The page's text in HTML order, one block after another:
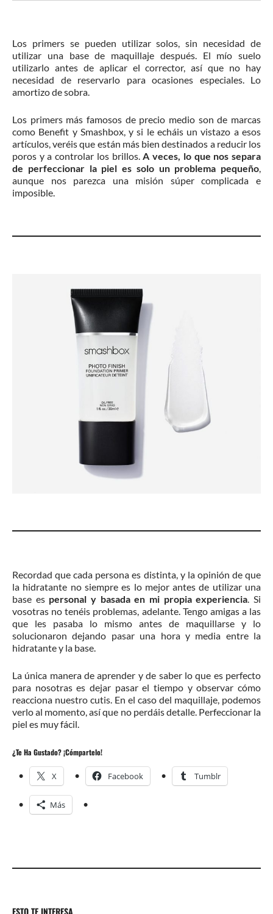
Los primers se pueden utilizar solos, sin necesidad de
utilizar una base de maquillaje después. El mío suelo
utilizarlo antes de aplicar el corrector, así que no hay
necesidad de reservarlo para ocasiones especiales. Lo
amortizo de sobra.
Los primers más famosos de precio medio son de marcas
como Benefit y Smashbox, y si le echáis un vistazo a esos
artículos, veréis que están más bien destinados a reducir los
poros y a controlar los brillos.A veces, lo que nos separa
de perfeccionar la piel es solo un problema pequeño,
aunque nos parezca una misión súper complicada e
imposible.
Recordad que cada persona es distinta, y la opinión de que
la hidratante no siempre es lo mejor antes de utilizar una
base es personal y basada en mi propia experiencia. Si
vosotras no tenéis problemas, adelante. Tengo amigas a las
que les pasaba lo mismo antes de maquillarse y lo
solucionaron dejando pasar una hora y media entre la
hidratante y la base.
La única manera de aprender y de saber lo que es perfecto
para nosotras es dejar pasar el tiempo y observar cómo
reacciona nuestro cutis. En el caso del maquillaje, podemos
verlo al momento, así que no perdáis detalle. Perfeccionar la
piel es muy fácil.
¿Te Ha Gustado? ¡Cómpartelo!
X Facebook Tumblr
Más
ESTO TE INTERESA